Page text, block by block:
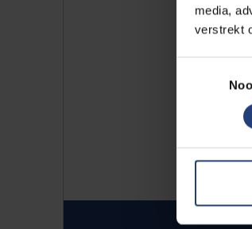
media,
verstrekt